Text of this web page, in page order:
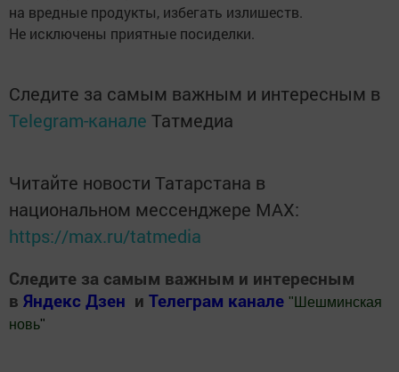
на вредные продукты, избегать излишеств.
Не исключены приятные посиделки.
Следите за самым важным и интересным в
Telegram-канале Татмедиа
Читайте новости Татарстана в
национальном мессенджере MАХ:
https://max.ru/tatmedia
Следите за самым важным и интересным
в Яндекс Дзен и Телеграм канале " Шешминская
новь"